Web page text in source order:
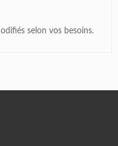
selon vos besoins.